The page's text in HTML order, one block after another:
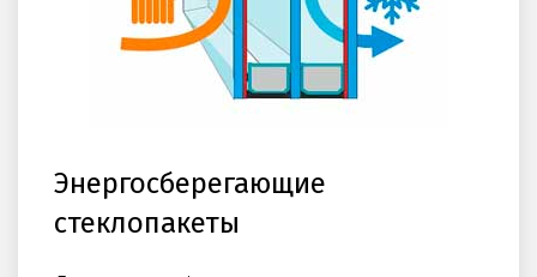
Энергосберегающие
стеклопакеты